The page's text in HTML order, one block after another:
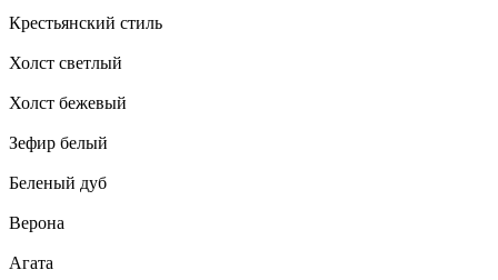
Крестьянский стиль
Холст светлый
Холст бежевый
Зефир белый
Беленый дуб
Верона
Агата